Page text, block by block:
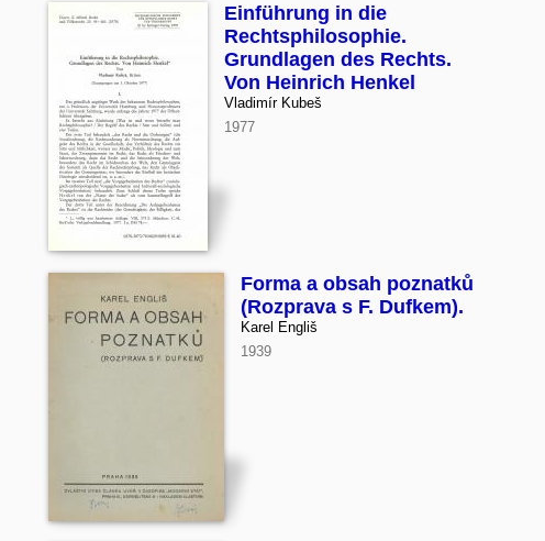
Einführung in die
Rechtsphilosophie.
Grundlagen des Rechts.
Von Heinrich Henkel
Vladimír Kubeš
1977
Forma a obsah poznatků
(Rozprava s F. Dufkem).
Karel Engliš
1939